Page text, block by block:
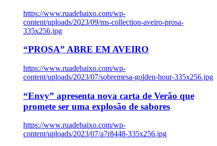
https://www.ruadebaixo.com/wp-
content/uploads/2023/09/ms-collection-aveiro-prosa-
335x256.jpg
“PROSA” ABRE EM AVEIRO
https://www.ruadebaixo.com/wp-
content/uploads/2023/07/sobremesa-golden-hour-335x256.jpg
“Envy” apresenta nova carta de Verão que
promete ser uma explosão de sabores
https://www.ruadebaixo.com/wp-
content/uploads/2023/07/a7r8448-335x256.jpg